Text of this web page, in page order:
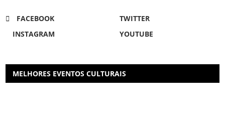
FACEBOOK
TWITTER
INSTAGRAM
YOUTUBE
MELHORES EVENTOS CULTURAIS